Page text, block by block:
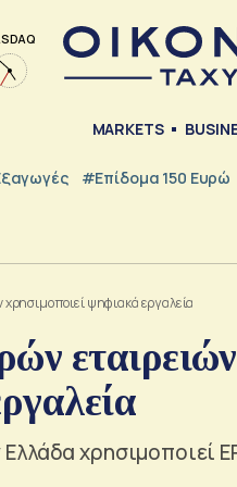
MARKETS
#Επίδομα 150 Ευρώ
ψηφιακά εργαλεία
χρησιμοποιεί